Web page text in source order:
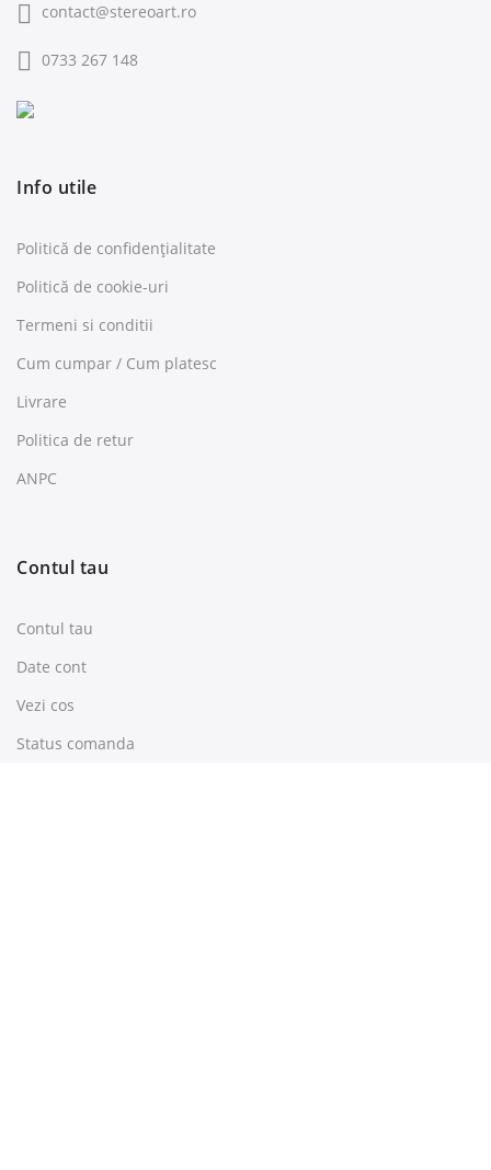
contact@stereoart.ro
0733 267 148
Info utile
Politică de confidențialitate
Politică de cookie-uri
Termeni si conditii
Cum cumpar / Cum platesc
Livrare
Politica de retur
ANPC
Contul tau
Contul tau
Date cont
Vezi cos
Status comanda